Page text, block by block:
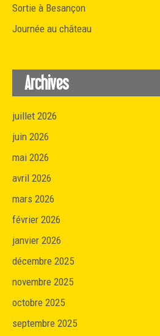
Sortie à Besançon
Journée au château
Archives
juillet 2026
juin 2026
mai 2026
avril 2026
mars 2026
février 2026
janvier 2026
décembre 2025
novembre 2025
octobre 2025
septembre 2025